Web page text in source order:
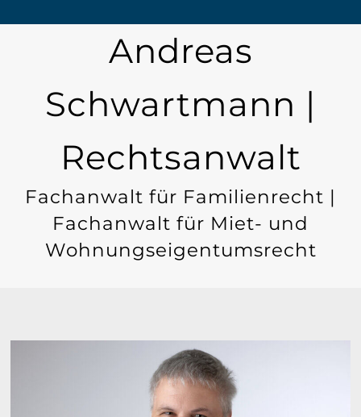
Andreas
Schwartmann |
Rechtsanwalt
Fachanwalt für Familienrecht |
Fachanwalt für Miet- und
Wohnungseigentumsrecht